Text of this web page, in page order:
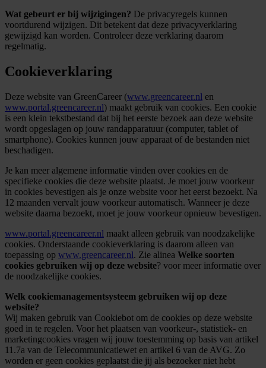
Wat gebeurt er bij wijzigingen? De privacyregels kunnen
voortdurend wijzigen. Dit betekent dat deze privacyverklaring
gewijzigd kan worden. Controleer deze verklaring daarom
regelmatig.
Cookieverklaring
Deze website van GreenCareer (www.greencareer.nl en
www.portal.greencareer.nl) maakt gebruik van cookies. Een cookie
is een klein tekstbestand dat bij het eerste bezoek aan deze website
wordt opgeslagen op jouw randapparatuur (computer, tablet of
smartphone). Cookies kunnen jouw apparaat of de bestanden niet
beschadigen.
Je kan meer algemene informatie vinden over cookies en de
specifieke cookies die deze website plaatst. Je moet jouw voorkeur
in cookies bevestigen als je onze website voor het eerst bezoekt. Na
12 maanden vervalt jouw voorkeur automatisch. Wanneer je deze
website daarna bezoekt, moet je jouw voorkeur opnieuw bevestigen.
www.portal.greencareer.nl maakt alleen gebruik van noodzakelijke
cookies. Onderstaande cookieverklaring is daarom alleen van
toepassing op www.greencareer.nl. Zie alinea Welke soorten
cookies gebruiken wij op deze website? voor meer informatie over
de noodzakelijke cookies.
Welk cookiemanagementsysteem gebruiken wij op deze
website?
Wij maken gebruik van Cookiebot om de cookies op deze website
goed in te regelen. Voor het plaatsen van voorkeur-, statistiek- en
marketingcookies vragen wij jouw toestemming op basis van artikel
11.7a van de Telecommunicatiewet en artikel 6 van de AVG. Zo
worden er geen cookies geplaatst die jij als bezoeker niet hebt